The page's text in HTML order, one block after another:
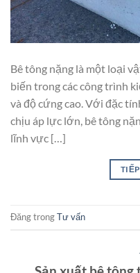
Bê tông nặng là một loại
biến trong các công trình
và độ cứng cao. Với đặc
chịu áp lực lớn, bê tông
lĩnh vực […]
Đăng trongTư vấn